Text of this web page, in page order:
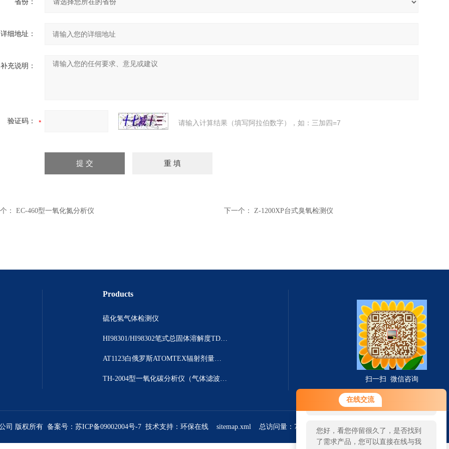
在线交流
您好！欢迎前来咨询，很高兴为您
服务，请问您要咨询什么问题呢？
您好，看您停留很久了，是否找到
了需求产品，您可以直接在线与我
省份：
详细地址：
补充说明：
验证码： 请输入计算结果（填写阿拉伯数字），如：三加四=7
： EC-460型一氧化氮分析仪 下一个： Z-1200XP台式臭氧检测仪
Products
硫化氢气体检测仪
HI98301/HI98302笔式总固体溶解度TDS测定仪
AT1123白俄罗斯ATOMTEX辐射剂量测量仪
TH-2004型一氧化碳分析仪（气体滤波相关红外吸收法） 扫一扫 微信咨询
司 版权所有 备案号： 苏ICP备09002004号-7 技术支持： 环保在线 sitemap.xml 总访问量：766827 管理登陆